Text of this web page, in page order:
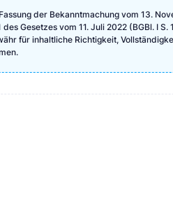
der Bekanntmachung vom 13.
Gesetzes vom 11. Juli 2022 (BGBl. I
für inhaltliche Richtigkeit,